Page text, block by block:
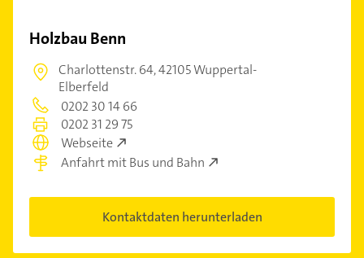
Holzbau Benn
Charlottenstr. 64,42105 Wuppertal-
Elberfeld
0202 30 14 66
0202 31 29 75
Webseite
Anfahrt mit Bus und Bahn
Kontaktdaten herunterladen